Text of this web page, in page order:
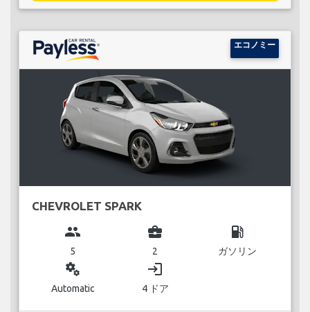
エコノミー
CHEVROLET SPARK
group
5
business_center
2
local_gas_station
ガソリン
miscellaneous_services
Automatic
login
4 ドア